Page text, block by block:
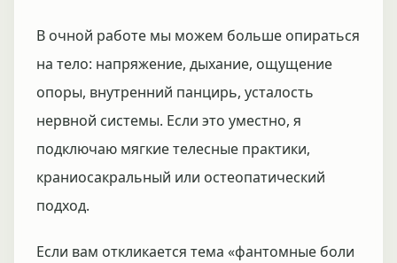
В очной работе мы можем больше опираться
на тело: напряжение, дыхание, ощущение
опоры, внутренний панцирь, усталость
нервной системы. Если это уместно, я
подключаю мягкие телесные практики,
краниосакральный или остеопатический
подход.
Если вам откликается тема «фантомные боли